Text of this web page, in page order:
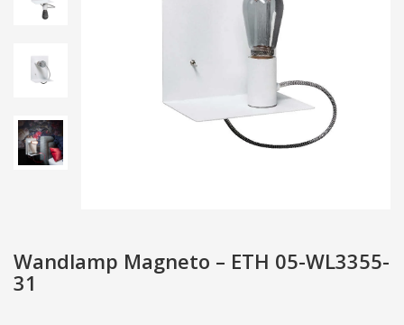
Wandlamp Magneto – ETH 05-WL3355-
31